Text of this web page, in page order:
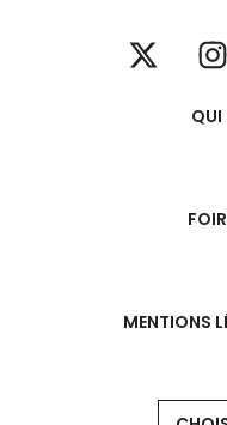
QUI
MENTIONS